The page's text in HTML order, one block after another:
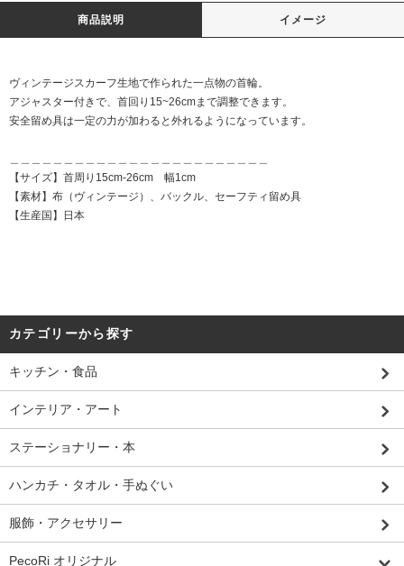
商品説明 イメージ
ヴィンテージスカーフ生地で作られた一点物の首輪。
アジャスター付きで、首回り15~26cmまで調整できます。
安全留め具は一定の力が加わると外れるようになっています。
【サイズ】首周り15cm-26cm 幅1cm
【素材】布（ヴィンテージ）、バックル、セーフティ留め具
【生産国】日本
カテゴリーから探す
キッチン・食品
インテリア・アート
ステーショナリー・本
ハンカチ・タオル・手ぬぐい
服飾・アクセサリー
PecoRi オリジナル